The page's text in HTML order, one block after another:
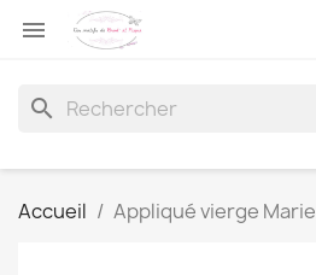

search
Accueil Appliqué vierge Marie